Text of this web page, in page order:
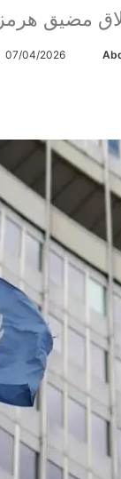
مضيق هرمز
ب
ر
ي
ا
ل
ر
ي
07/04/2026